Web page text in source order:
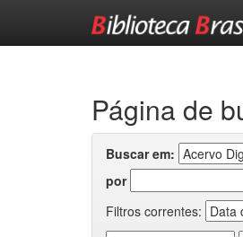
Página de
Buscar em:
por
Filtros correntes: